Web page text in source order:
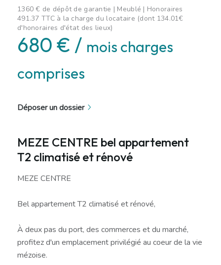
1360 € de dépôt de garantie | Meublé | Honoraires
491.37 TTC à la charge du locataire (dont 134.01€
d'honoraires d'état des lieux)
680 € / mois charges
comprises
Déposer un dossier
MEZE CENTRE bel appartement
T2 climatisé et rénové
MEZE CENTRE
Bel appartement T2 climatisé et rénové,
À deux pas du port, des commerces et du marché,
profitez d'un emplacement privilégié au coeur de la vie
mézoise.